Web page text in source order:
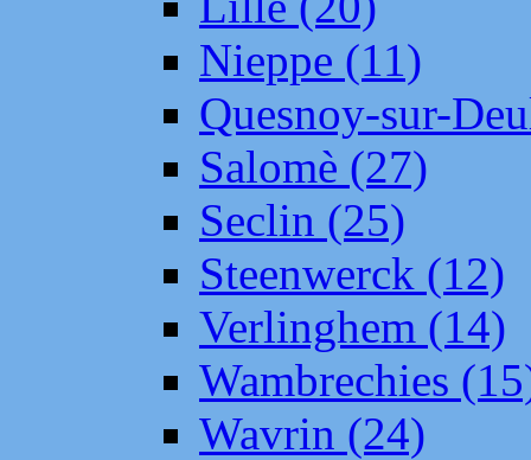
Nieppe (11)
Quesnoy-sur-
Salomè (27)
Seclin (25)
Steenwerck (12)
Verlinghem (14)
Wambrechies
Wavrin (24)